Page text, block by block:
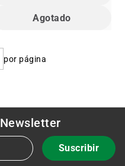
Agotado
por página
Newsletter
Suscribir